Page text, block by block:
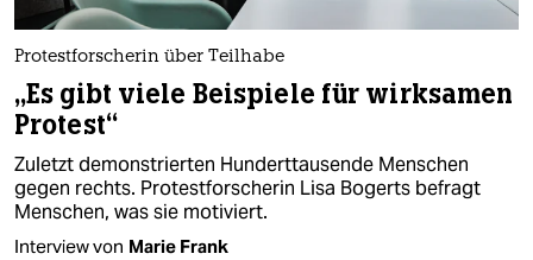
Protestforscherin über Teilhabe
„Es gibt viele Beispiele für wirksamen
Protest“
Zuletzt demonstrierten Hunderttausende Menschen
gegen rechts. Protestforscherin Lisa Bogerts befragt
Menschen, was sie motiviert.
Interview von Marie Frank